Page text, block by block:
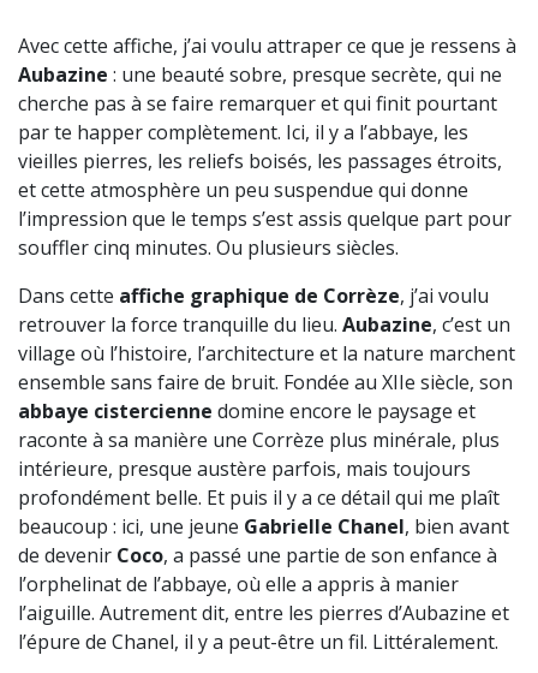
Avec cette affiche, j’ai voulu attraper ce que je ressens à
Aubazine : une beauté sobre, presque secrète, qui ne
cherche pas à se faire remarquer et qui finit pourtant
par te happer complètement. Ici, il y a l’abbaye, les
vieilles pierres, les reliefs boisés, les passages étroits,
et cette atmosphère un peu suspendue qui donne
l’impression que le temps s’est assis quelque part pour
souffler cinq minutes. Ou plusieurs siècles.
Dans cette affiche graphique de Corrèze, j’ai voulu
retrouver la force tranquille du lieu. Aubazine, c’est un
village où l’histoire, l’architecture et la nature marchent
ensemble sans faire de bruit. Fondée au XIIe siècle, son
abbaye cistercienne domine encore le paysage et
raconte à sa manière une Corrèze plus minérale, plus
intérieure, presque austère parfois, mais toujours
profondément belle. Et puis il y a ce détail qui me plaît
beaucoup : ici, une jeune Gabrielle Chanel, bien avant
de devenir Coco, a passé une partie de son enfance à
l’orphelinat de l’abbaye, où elle a appris à manier
l’aiguille. Autrement dit, entre les pierres d’Aubazine et
l’épure de Chanel, il y a peut-être un fil. Littéralement.